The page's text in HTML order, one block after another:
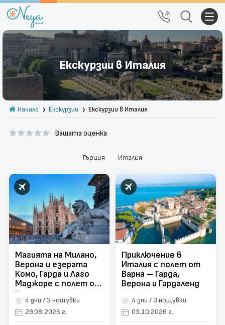
Почивки
Екскурзии
Тръгване от Варна
Екзотика
Почивки в България
Празници
За нас
Правила за сайта
Политика за
поверителност
Блог
Контакти
Запитване
Екскурзии в Италия
Начало Екскурзии Екскурзии в Италия
Вашата оценка
Гърция Италия
Магията на Милано,
Верона и езерата
Комо, Гарда и Лаго
Маджоре с полет от
Варна
4 дни / 3 нощувки
29.08.2026 г.
Приключение в
Италия с полет от
Варна – Гарда,
Верона и Гардаленд
4 дни / 3 нощувки
03.10.2026 г.